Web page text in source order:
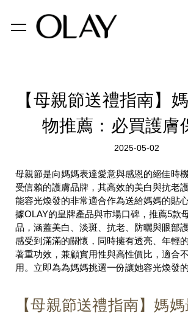
【母親節送禮指南】
物推薦：必買護膚
2025-05-02
母親節是向媽媽表達愛意與感恩的絕佳時
受信賴的護膚品牌，其高效的美白與抗老
能容光煥發的非常適合作為送給媽媽的貼
據OLAY的皇牌產品與市場口碑，推薦5款
品，涵蓋美白、淡斑、抗老、防曬與眼部
感受到滿滿的關懷，同時擁有透亮、年輕
著重功效，兼顧實用性與高性價比，適合
用。立即為為媽媽挑選一份讓她容光煥發
【母親節送禮指南】媽